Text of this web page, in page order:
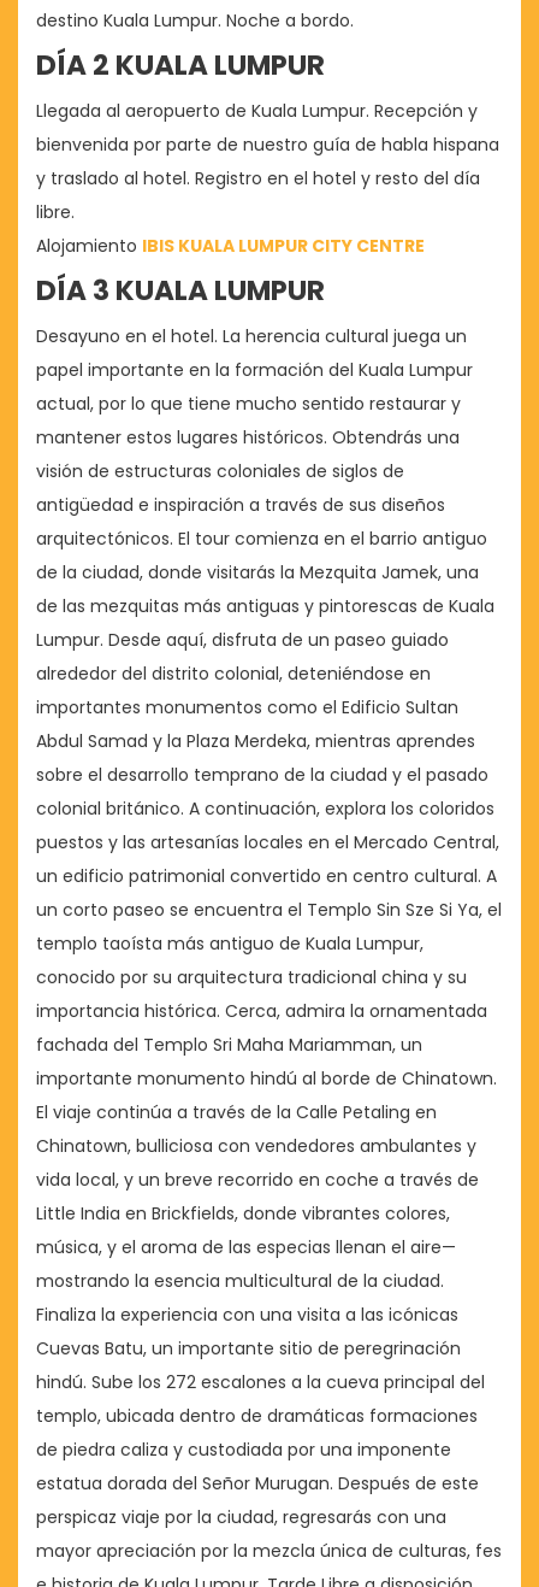
destino Kuala Lumpur. Noche a bordo.
DÍA 2 KUALA LUMPUR
Llegada al aeropuerto de Kuala Lumpur. Recepción y
bienvenida por parte de nuestro guía de habla hispana
y traslado al hotel. Registro en el hotel y resto del día
libre.
Alojamiento IBIS KUALA LUMPUR CITY CENTRE
DÍA 3 KUALA LUMPUR
Desayuno en el hotel. La herencia cultural juega un
papel importante en la formación del Kuala Lumpur
actual, por lo que tiene mucho sentido restaurar y
mantener estos lugares históricos. Obtendrás una
visión de estructuras coloniales de siglos de
antigüedad e inspiración a través de sus diseños
arquitectónicos. El tour comienza en el barrio antiguo
de la ciudad, donde visitarás la Mezquita Jamek, una
de las mezquitas más antiguas y pintorescas de Kuala
Lumpur. Desde aquí, disfruta de un paseo guiado
alrededor del distrito colonial, deteniéndose en
importantes monumentos como el Edificio Sultan
Abdul Samad y la Plaza Merdeka, mientras aprendes
sobre el desarrollo temprano de la ciudad y el pasado
colonial británico. A continuación, explora los coloridos
puestos y las artesanías locales en el Mercado Central,
un edificio patrimonial convertido en centro cultural. A
un corto paseo se encuentra el Templo Sin Sze Si Ya, el
templo taoísta más antiguo de Kuala Lumpur,
conocido por su arquitectura tradicional china y su
importancia histórica. Cerca, admira la ornamentada
fachada del Templo Sri Maha Mariamman, un
importante monumento hindú al borde de Chinatown.
El viaje continúa a través de la Calle Petaling en
Chinatown, bulliciosa con vendedores ambulantes y
vida local, y un breve recorrido en coche a través de
Little India en Brickfields, donde vibrantes colores,
música, y el aroma de las especias llenan el aire—
mostrando la esencia multicultural de la ciudad.
Finaliza la experiencia con una visita a las icónicas
Cuevas Batu, un importante sitio de peregrinación
hindú. Sube los 272 escalones a la cueva principal del
templo, ubicada dentro de dramáticas formaciones
de piedra caliza y custodiada por una imponente
estatua dorada del Señor Murugan. Después de este
perspicaz viaje por la ciudad, regresarás con una
mayor apreciación por la mezcla única de culturas, fes